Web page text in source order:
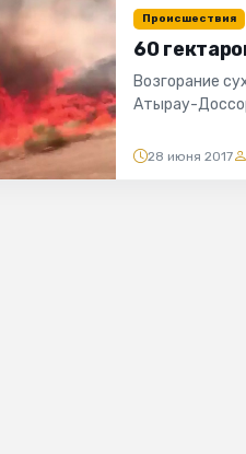
Происшествия
60
Возгорание
Атырау-
28 июня 2017